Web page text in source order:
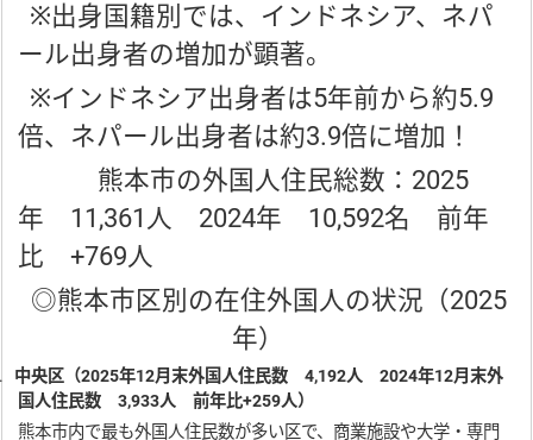
※出身国籍別では、インドネシア、ネパ
ール出身者の増加が顕著。
※インドネシア出身者は5年前から約5.9
倍、ネパール出身者は約3.9倍に増加！
熊本市の外国人住民総数：2025
年 11,361人 2024年 10,592名 前年
比 +769人
◎熊本市区別の在住外国人の状況（2025
年）
中央区（2025年12月末外国人住民数4,192人2024年12月末外
国人住民数3,933人 前年比+259人）
熊本市内で最も外国人住民数が多い区で、商業施設や大学・専門